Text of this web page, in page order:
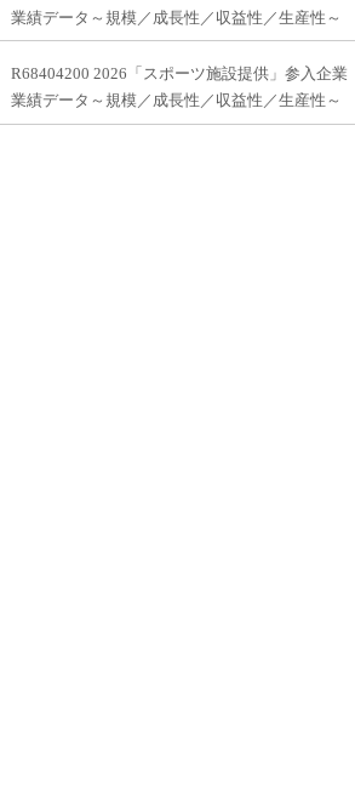
業績データ～規模／成長性／収益性／生産性～
R68404200 2026「スポーツ施設提供」参入企業
業績データ～規模／成長性／収益性／生産性～